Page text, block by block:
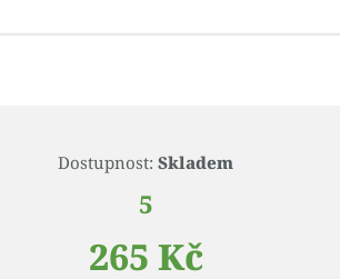
Dostupnost: Skladem
5
265 Kč